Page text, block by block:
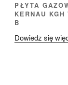
PŁYTA
KERNAU KGH
B
Dowiedz się